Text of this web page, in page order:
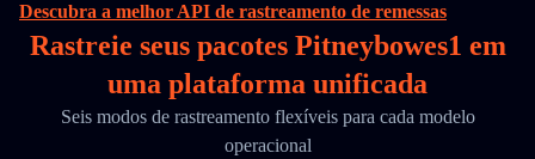
16
17
20
21
        "itemTimeLength": 2,
        "weblink": "",
        "phone": null,
        "trackinfo": [
          {
            "Date": "2017-03-08 04: 22: 00",
"StatusDescription": "Departed
Descubra a melhor API de rastreamento de remessas
Rastreie seus pacotes Pitneybowes1 em
uma plataforma unificada
Seis modos de rastreamento flexíveis para cada modelo
operacional